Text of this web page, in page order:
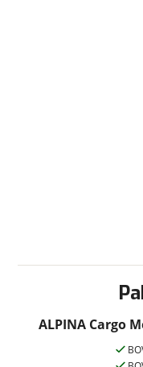
ALPINA Cargo